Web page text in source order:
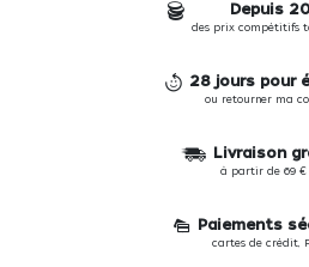
Depuis
des prix compétitifs
28 jours pour
ou retourner ma
Livraison
à partir de 69 €
Paiements
cartes de crédit,